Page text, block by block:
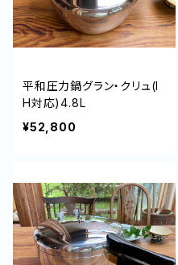
平和圧力鍋グラン・クリュ(I
H対応)4.8L
¥52,800